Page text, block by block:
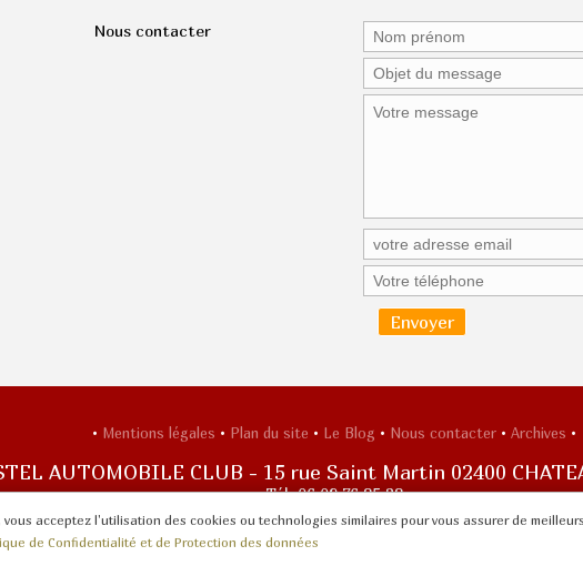
Nous contacter
• Mentions légales • Plan du site • Le Blog • Nous contacter • Archives •
AUTOMOBILE CLUB - 15 rue Saint Martin 02400
Tél. 06 09 76 85 28
© 2003-2026 CASTEL AUTOMOBILE CLUB -
acceptez l'utilisation des cookies ou technologies similaires pour vous assurer de
de Confidentialité et de Protection des données